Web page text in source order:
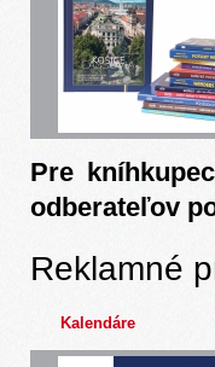
Pre
odberateľov
Reklamné
Kalendáre